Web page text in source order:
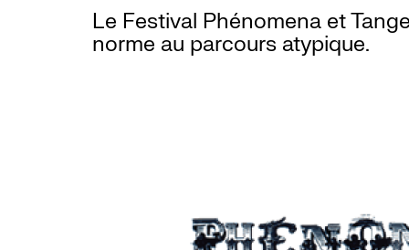
Le Festival Phénomena et
norme au parcours atypique.